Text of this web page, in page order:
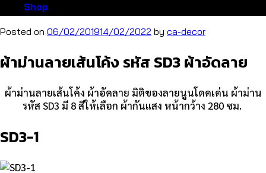
Shop
Posted on 06/02/201914/02/2022 by ca-decor
ผ้าม่านลายเส้นโค้ง รหัส SD3 ผ้าอัดลาย
ผ้าม่านลายเส้นโค้ง ผ้าอัดลาย มิติของลายนูนโดดเด่น ผ้าม่าน
รหัส SD3 มี 8 สีให้เลือก ผ้ากันแสง หน้ากว้าง 280 ซม.
SD3-1